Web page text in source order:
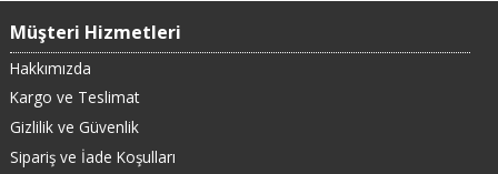
Müşteri Hizmetleri
Hakkımızda
Kargo ve Teslimat
Gizlilik ve Güvenlik
Sipariş ve İade Koşulları